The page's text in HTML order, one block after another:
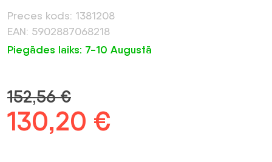
Preces kods: 1381208
EAN: 5902887068218
Piegādes laiks: 7-10 Augustā
152,56€
Sākotnējā
130,20 €